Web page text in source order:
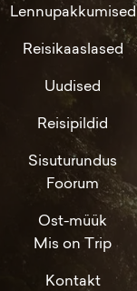
Lennupakkumised
Reisikaaslased
Uudised
Reisipildid
Sisuturundus
Foorum
Ost-müük
Mis on Trip
Kontakt